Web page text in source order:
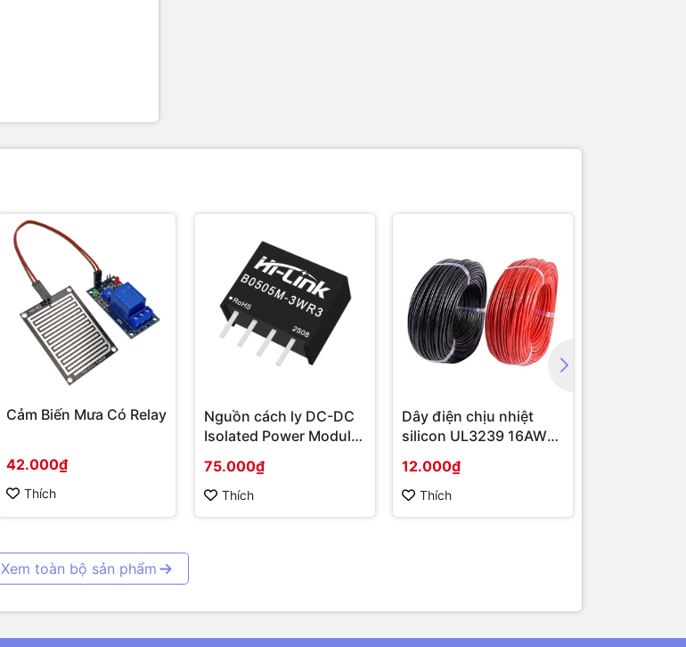
Cảm Biến Mưa Có Relay
42.000₫
Thích
Nguồn cách ly DC-DC
Isolated Power Module
75.000₫
Thích
Dây điện chịu nhiệt
silicon UL3239 16AWG
12.000₫
Thích
Xem toàn bộ sản phẩm